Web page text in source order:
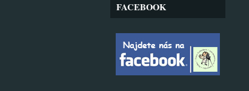
FACEBOOK